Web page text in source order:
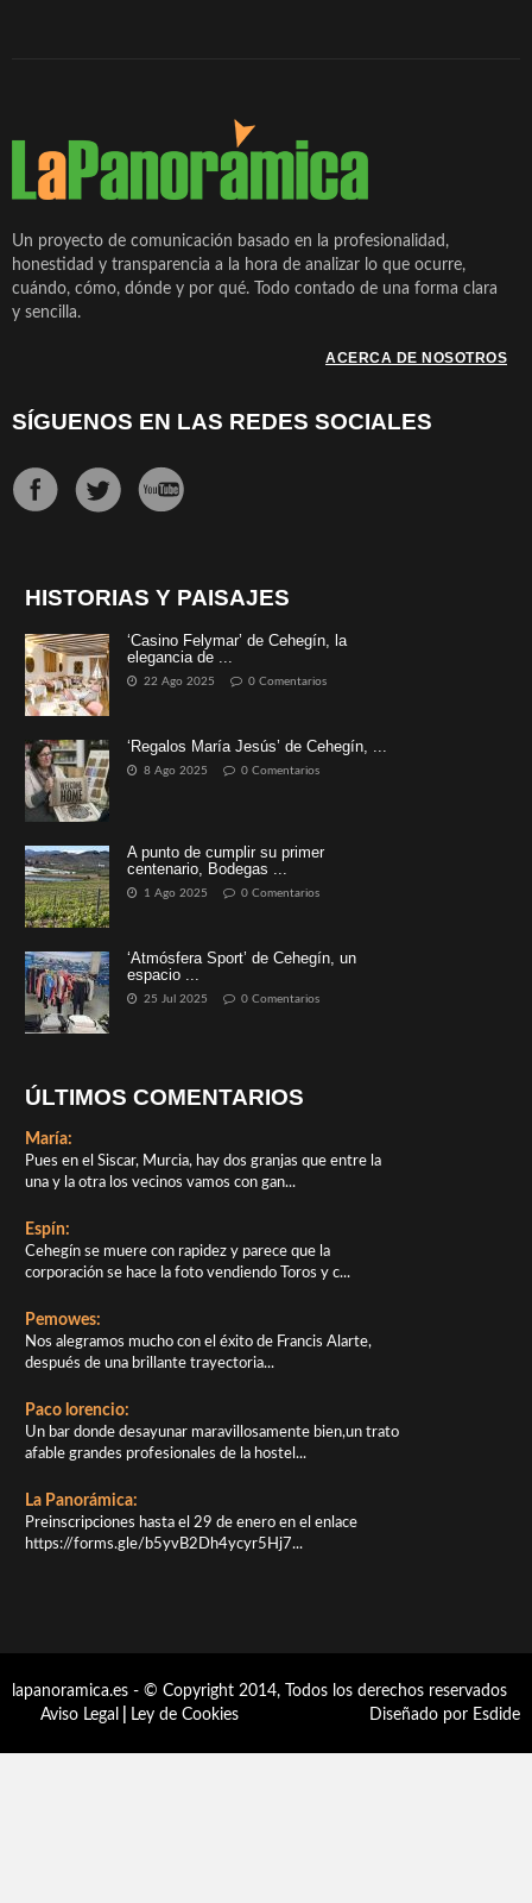
Un proyecto de comunicación basado en la profesionalidad,
honestidad y transparencia a la hora de analizar lo que ocurre,
cuándo, cómo, dónde y por qué. Todo contado de una forma clara
y sencilla.
ACERCA DE NOSOTROS
SÍGUENOS EN LAS REDES SOCIALES
HISTORIAS Y PAISAJES
‘Casino Felymar’ de Cehegín, la
elegancia de ...
22 Ago 2025 0 Comentarios
‘Regalos María Jesús’ de Cehegín, ...
8 Ago 2025 0 Comentarios
A punto de cumplir su primer
centenario, Bodegas ...
1 Ago 2025 0 Comentarios
‘Atmósfera Sport’ de Cehegín, un
espacio ...
25 Jul 2025 0 Comentarios
ÚLTIMOS COMENTARIOS
María:
Pues en el Siscar, Murcia, hay dos granjas que entre la
una y la otra los vecinos vamos con gan...
Espín:
Cehegín se muere con rapidez y parece que la
corporación se hace la foto vendiendo Toros y c...
Pemowes:
Nos alegramos mucho con el éxito de Francis Alarte,
después de una brillante trayectoria...
Paco lorencio:
Un bar donde desayunar maravillosamente bien,un trato
afable grandes profesionales de la hostel...
La Panorámica:
Preinscripciones hasta el 29 de enero en el enlace
https://forms.gle/b5yvB2Dh4ycyr5Hj7...
lapanoramica.es - © Copyright 2014, Todos los derechos reservados
Aviso Legal
Ley de Cookies Diseñado por Esdide